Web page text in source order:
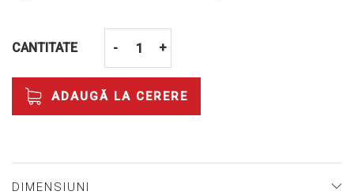
CANTITATE - +
ADAUGĂ LA CERERE
DIMENSIUNI